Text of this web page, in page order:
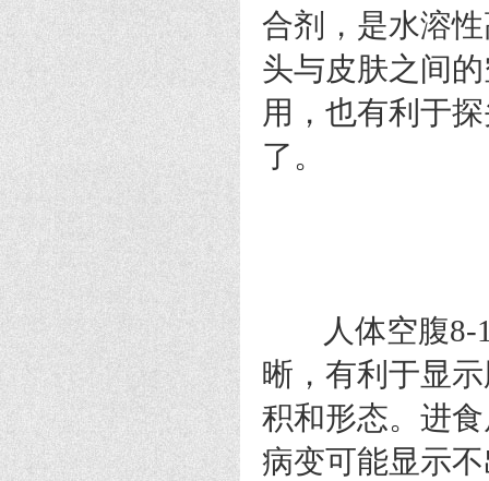
合剂，是水溶
头与皮肤之间
用，也有利于
了。
人体空腹8-
晰，有利于显
积和形态。进
病变可能显示